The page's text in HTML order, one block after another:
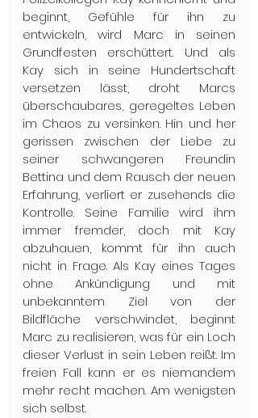
beginnt, Gefühle für ihn zu
entwickeln, wird Marc in seinen
Grundfesten erschüttert. Und als
Kay sich in seine Hundertschaft
versetzen lässt, droht Marcs
überschaubares, geregeltes Leben
im Chaos zu versinken. Hin und her
gerissen zwischen der Liebe zu
seiner schwangeren Freundin
Bettina und dem Rausch der neuen
Erfahrung, verliert er zusehends die
Kontrolle. Seine Familie wird ihm
immer fremder, doch mit Kay
abzuhauen, kommt für ihn auch
nicht in Frage. Als Kay eines Tages
ohne Ankündigung und mit
unbekanntem Ziel von der
Bildfläche verschwindet, beginnt
Marc zu realisieren, was für ein Loch
dieser Verlust in sein Leben reißt. Im
freien Fall kann er es niemandem
mehr recht machen. Am wenigsten
sich selbst.